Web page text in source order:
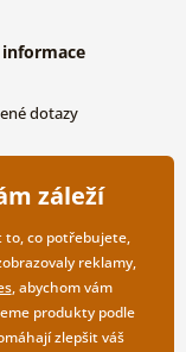
dotazy
spolupráce
záleží
to, co potřebujete,
reklamy,
, abychom vám
produkty podle
zlepšit váš